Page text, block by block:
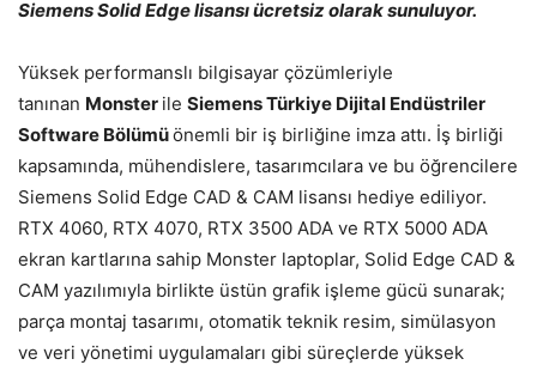
Siemens Solid Edge lisansı ücretsiz olarak sunuluyor.
Yüksek performanslı bilgisayar çözümleriyle
tanınan Monster ile Siemens Türkiye Dijital Endüstriler
Software Bölümüönemli bir iş birliğine imza attı. İş birliği
kapsamında, mühendislere, tasarımcılara ve bu öğrencilere
Siemens Solid Edge CAD & CAM lisansı hediye ediliyor.
RTX 4060, RTX 4070, RTX 3500 ADA ve RTX 5000 ADA
ekran kartlarına sahip Monster laptoplar, Solid Edge CAD &
CAM yazılımıyla birlikte üstün grafik işleme gücü sunarak;
parça montaj tasarımı, otomatik teknik resim, simülasyon
ve veri yönetimi uygulamaları gibi süreçlerde yüksek